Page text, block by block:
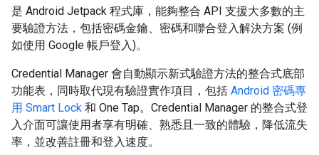
是 Android Jetpack 程式庫，能夠整合 API 支援大多數的主
要驗證方法，包括密碼金鑰、密碼和聯合登入解決方案 (例
如使用 Google 帳戶登入)。
Credential Manager 會自動顯示新式驗證方法的整合式底部
功能表，同時取代現有驗證實作項目，包括 Android 密碼專
用 Smart Lock 和 One Tap。Credential Manager 的整合式登
入介面可讓使用者享有明確、熟悉且一致的體驗，降低流失
率，並改善註冊和登入速度。